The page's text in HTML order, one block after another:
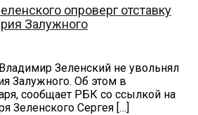
опроверг отставку
Залужного
Зеленский не увольнял
Залужного. Об этом в
сообщает РБК со ссылкой на
Зеленского Сергея […]